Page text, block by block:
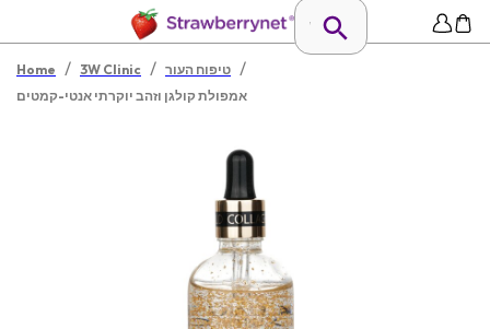
Home / 3W Clinic / טיפוח העור /
אמפולת קולגן וזהב יוקרתי אנטי-קמטים